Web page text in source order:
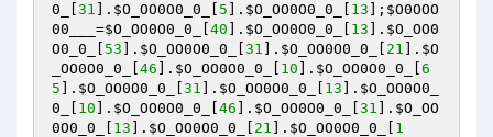
0_
31 ]. $O_OO0O0_0_ 5 ]. $O_OO0O0_0_ 13 ]; $O0OOO
00___ =$O_OO0O0_0_ 40 ]. $O_OO0O0_0_ 13 ]. $O_OO0
O0_0_
53 ]. $O_OO0O0_0_ 31 ]. $O_OO0O0_0_ 21 ]. $O
_OO0O0_0_
46 ]. $O_OO0O0_0_ 10 ]. $O_OO0O0_0_
6
5 ]. $O_OO0O0_0_ 31 ]. $O_OO0O0_0_ 13 ]. $O_OO0O0_
0_
10 ]. $O_OO0O0_0_ 46 ]. $O_OO0O0_0_ 31 ]. $O_OO
0O0_0_
13 ]. $O_OO0O0_0_ 21 ]. $O_OO0O0_0_
1